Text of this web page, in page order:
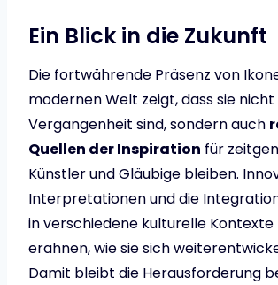
Ein Blick in die Zukunft
Die fortwährende Präsenz von
modernen Welt zeigt, dass sie
Vergangenheit sind, sondern auch
Quellen der Inspiration für
Künstler und Gläubige bleiben.
Interpretationen und die
in verschiedene kulturelle Kontexte
erahnen, wie sie sich
Damit bleibt die Herausforderung